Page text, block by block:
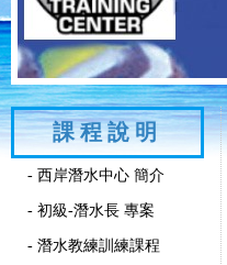
課程說明
- 西岸潛水中心 簡介
- 初級-潛水長 專案
- 潛水教練訓練課程